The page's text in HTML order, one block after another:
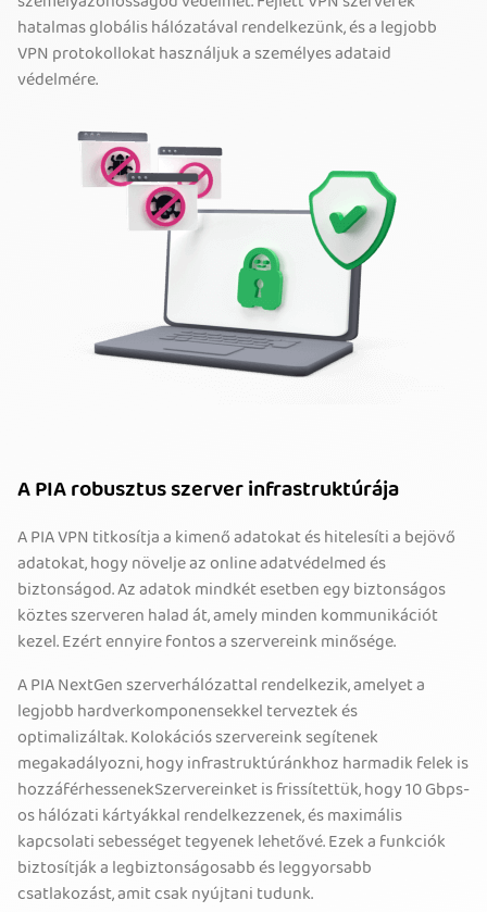
hatalmas globális hálózatával rendelkezünk, és a legjobb
VPN protokollokat használjuk a személyes adataid
védelmére.
A PIA robusztus szerver infrastruktúrája
A PIA VPN titkosítja a kimenő adatokat és hitelesíti a bejövő
adatokat, hogy növelje az online adatvédelmed és
biztonságod. Az adatok mindkét esetben egy biztonságos
köztes szerveren halad át, amely minden kommunikációt
kezel. Ezért ennyire fontos a szervereink minősége.
A PIA NextGen szerverhálózattal rendelkezik, amelyet a
legjobb hardverkomponensekkel terveztek és
optimalizáltak. Kolokációs szervereink segítenek
megakadályozni, hogy infrastruktúránkhoz harmadik felek is
hozzáférhessenekSzervereinket is frissítettük, hogy 10 Gbps-
os hálózati kártyákkal rendelkezzenek, és maximális
kapcsolati sebességet tegyenek lehetővé. Ezek a funkciók
biztosítják a legbiztonságosabb és leggyorsabb
csatlakozást, amit csak nyújtani tudunk.